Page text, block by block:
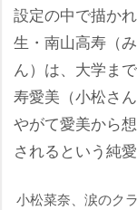
設定の中で描か
生・南山高寿（
ん）は、大学ま
寿愛美（小松さ
がて愛美から想
されるという純
小松菜奈、涙のク